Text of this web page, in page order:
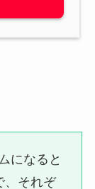
になると
、それぞ